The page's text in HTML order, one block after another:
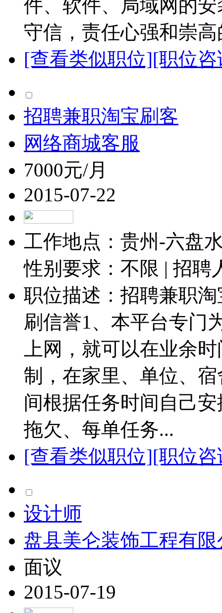
件、软件、局域网的
守信，责任心强和崇
[查看类似职位][职位
招聘兼职淘宝刷客
网络商城客服
7000元/月
2015-07-22
工作地点：贵州-六盘
性别要求：不限 | 招聘
职位描述：招聘兼职
刷信誉1、本平台专门
上网，就可以在业余
制，在家里、单位、
间根据任务时间自己
拖欠、每单任务...
[查看类似职位][职位
设计师
盘县美仑装饰工程有限
面议
2015-07-19